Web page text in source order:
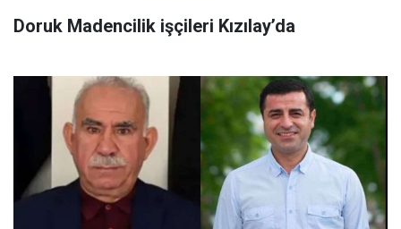
Doruk Madencilik işçileri Kızılay’da